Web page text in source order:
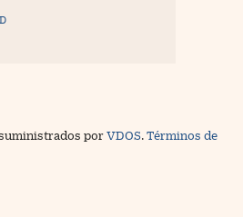
porVDOS Términos de